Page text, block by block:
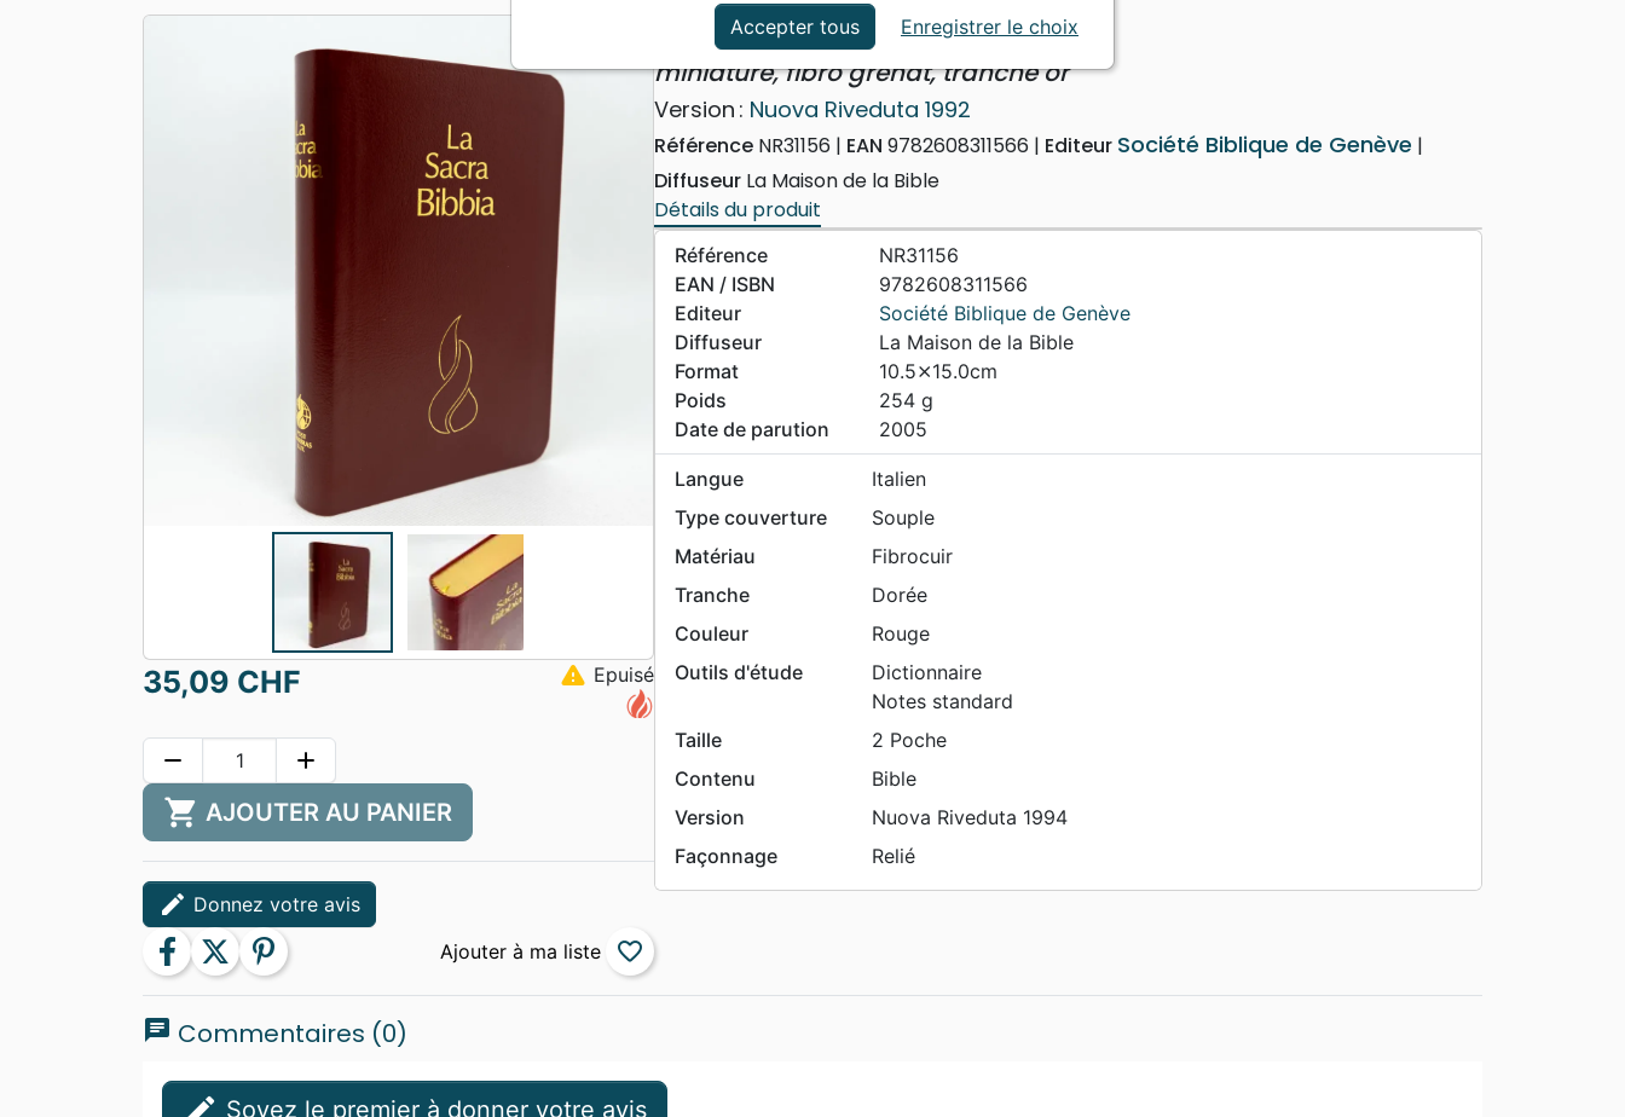
Apologétique
Formation
Événements actuels
Italien, Bible Nuova Riveduta
miniature, fibro grenat, tranche or
Version : Nuova Riveduta 1992
Référence NR31156 EAN 9782608311566 Editeur Société Biblique de Genève
Diffuseur La Maison de la Bible
Détails du produit
Référence
NR31156
EAN / ISBN
9782608311566
Editeur
Société Biblique de Genève
Diffuseur
La Maison de la Bible
Format
10.5⨯15.0cm
Poids
254 g
Date de parution
2005
Langue
Italien
Type couverture
Souple
Matériau
Fibrocuir
Tranche
Dorée
Couleur
Rouge
Outils d'étude
Dictionnaire
Notes standard
Taille
2 Poche
Contenu
Bible
Version
Nuova Riveduta 1994
Façonnage
Relié
35,09 CHF warning Epuisé
remove add
shopping_cart AJOUTER AU PANIER
edit Donnez votre avis
facebook twitter pinterest favorite_border
chat Commentaires (0)
edit Soyez le premier à donner votre avis
Accepter tous Enregistrer le choix